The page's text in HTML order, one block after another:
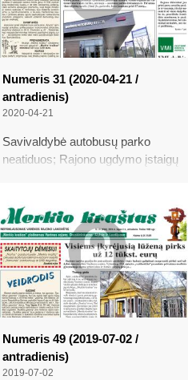
Numeris 31 (2020-04-21 /
antradienis)
2020-04-21
Savivaldybė autobusų parko
neatiduos; Rajono ugdymo įstaigų
ūkininkams pašalpų?; VMI skelbia
pirmąjį pajamų deklaravimo etapą
Numeris 49 (2019-07-02 /
antradienis)
2019-07-02